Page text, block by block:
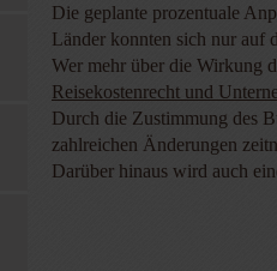
Die geplante prozentuale
Länder konnten sich nur auf
Wer mehr über die Wirkung
Reisekostenrecht und
Durch die Zustimmung des
zahlreichen Änderungen
Darüber hinaus wird auch